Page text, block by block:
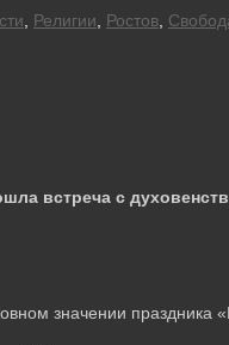
Религии Ростов,
встреча с
значении праздника